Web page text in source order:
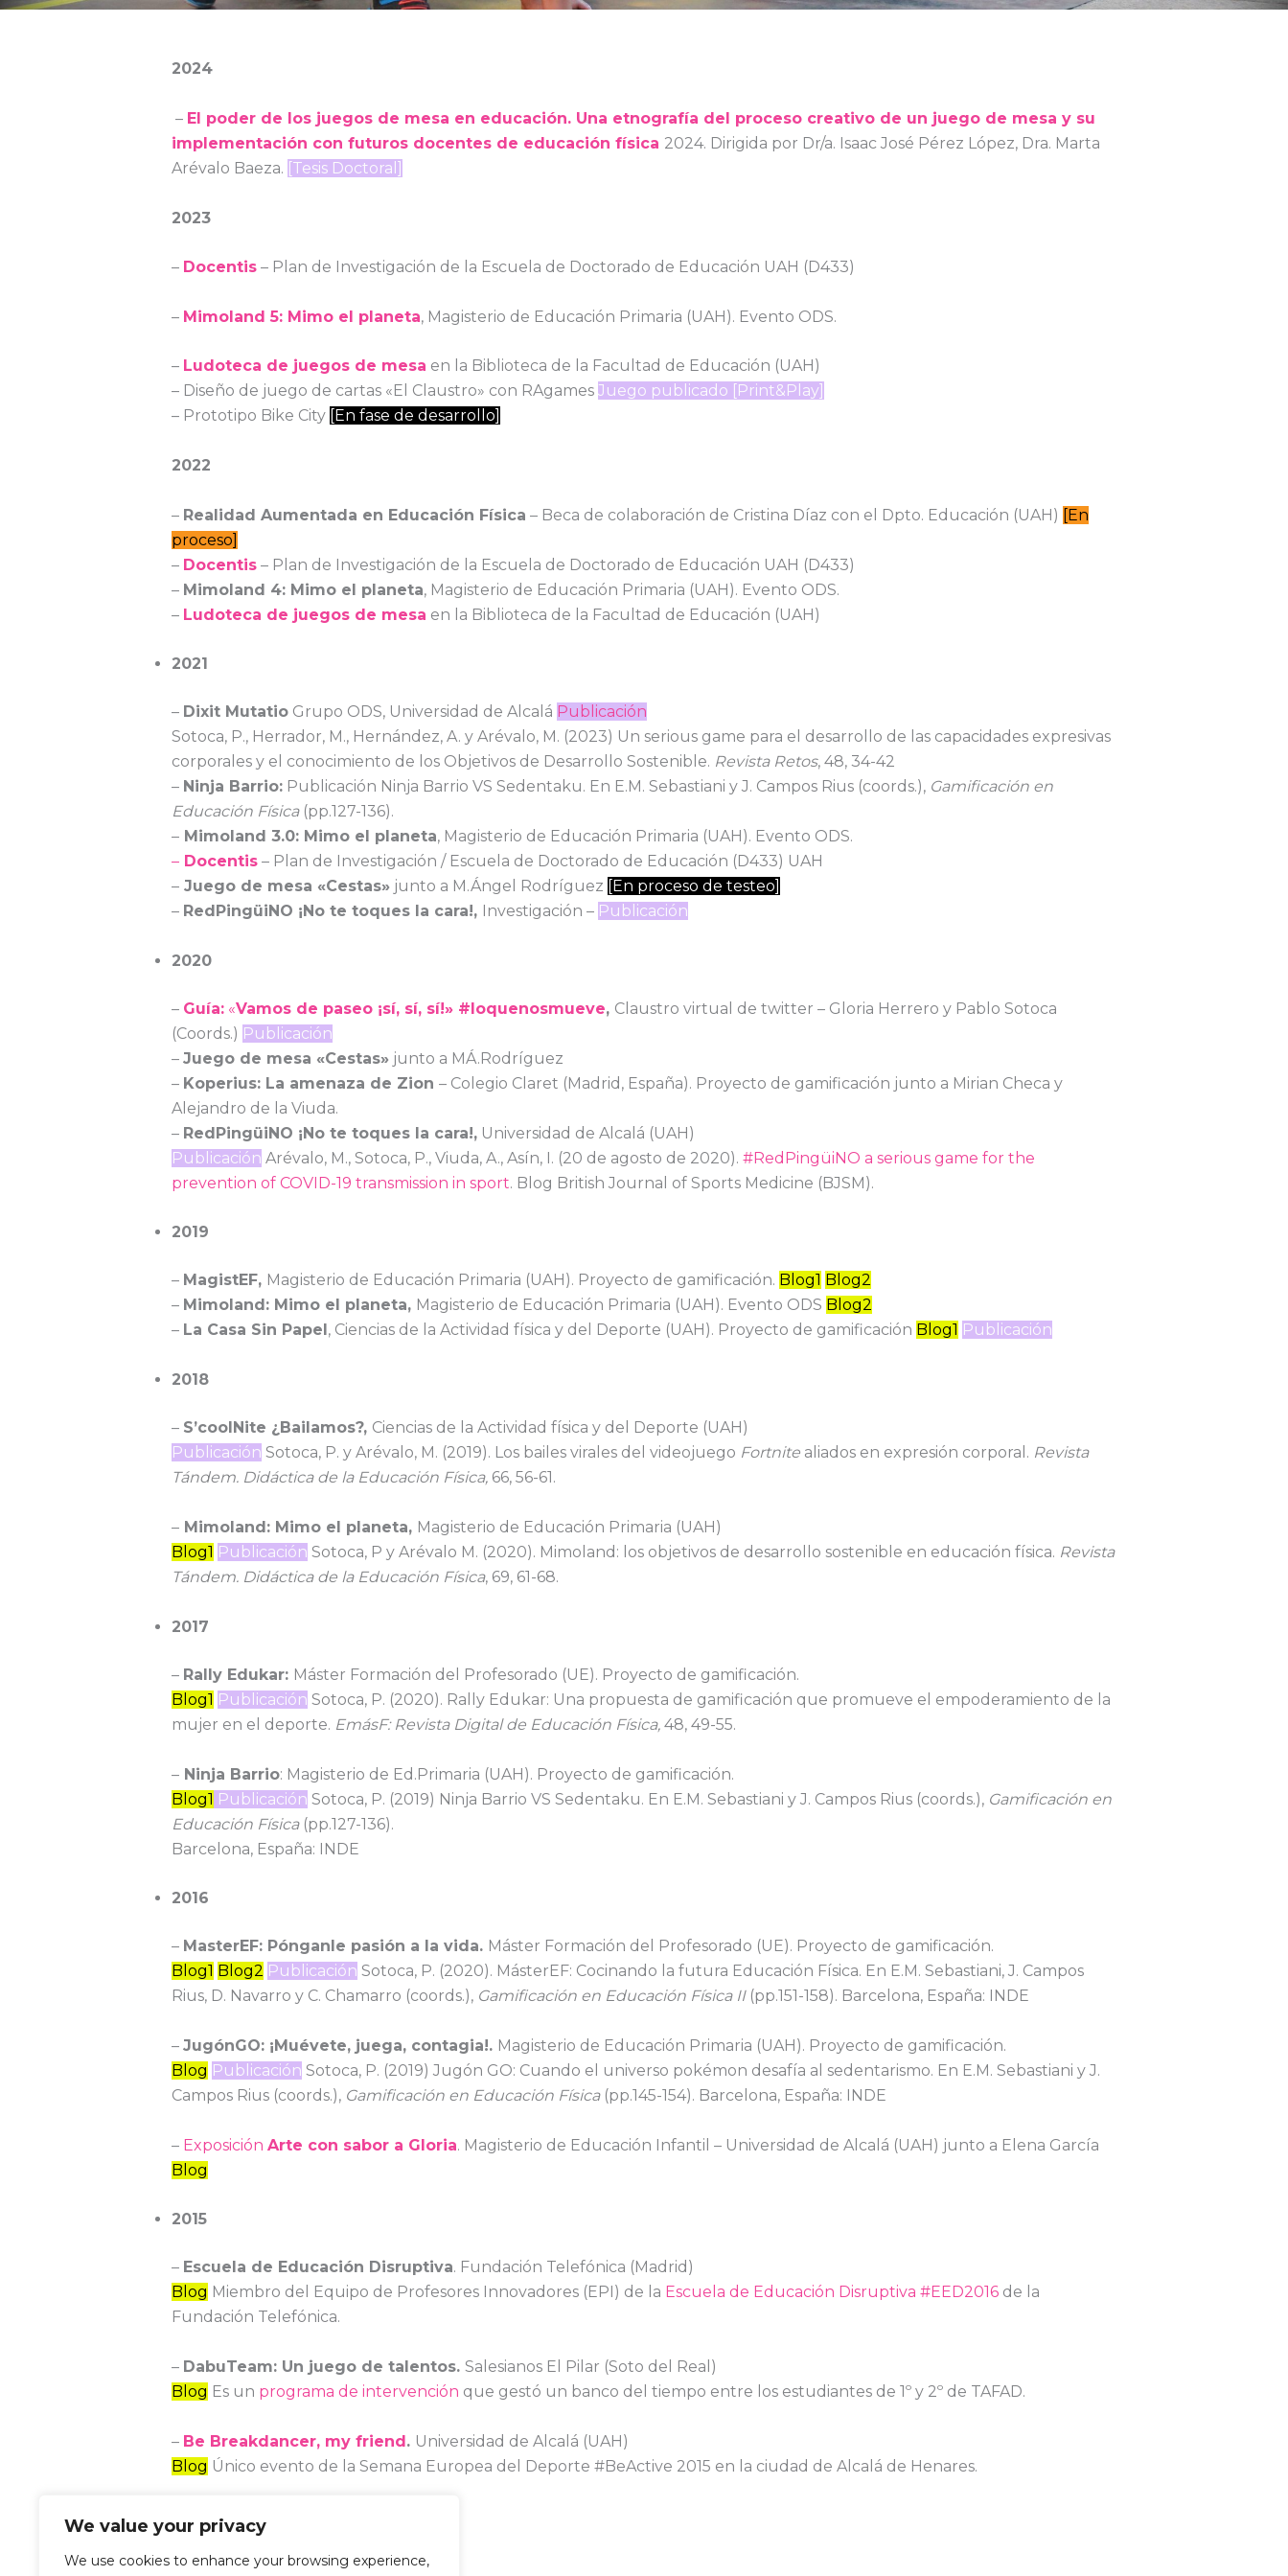
We value your privacy
We use cookies to enhance your browsing experience,
2024
– El poder de los juegos de mesa en educación. Una etnografía del proceso creativo de un juego de mesa y su
implementación con futuros docentes de educación física 2024. Dirigida por Dr/a. Isaac José Pérez López, Dra. Marta
Arévalo Baeza. [Tesis Doctoral]
2023
– Docentis– Plan de Investigación de la Escuela de Doctorado de Educación UAH (D433)
– Mimoland 5: Mimo el planeta, Magisterio de Educación Primaria (UAH). Evento ODS.
– Ludoteca de juegos de mesa en la Biblioteca de la Facultad de Educación (UAH)
– Diseño de juego de cartas «El Claustro» con RAgames Juego publicado [Print&Play]
– Prototipo Bike City
[En fase de desarrollo]
2022
– Realidad Aumentada en Educación Física – Beca de colaboración de Cristina Díaz con el Dpto. Educación (UAH) [En
proceso]
– Docentis– Plan de Investigación de la Escuela de Doctorado de Educación UAH (D433)
– Mimoland 4: Mimo el planeta, Magisterio de Educación Primaria (UAH). Evento ODS.
– Ludoteca de juegos de mesa en la Biblioteca de la Facultad de Educación (UAH)
2021
– Dixit MutatioGrupo ODS, Universidad de Alcalá Publicación
Sotoca, P., Herrador, M., Hernández, A. y Arévalo, M. (2023) Un serious game para el desarrollo de las capacidades expresivas
corporales y el conocimiento de los Objetivos de Desarrollo Sostenible. Revista Retos, 48, 34-42
– Ninja Barrio:Publicación Ninja Barrio VS Sedentaku. En E.M. Sebastiani y J. Campos Rius (coords.), Gamificación en
Educación Física (pp.127-136).
–Mimoland 3.0: Mimo el planeta, Magisterio de Educación Primaria (UAH). Evento ODS.
–Docentis– Plan de Investigación / Escuela de Doctorado de Educación (D433) UAH
–Juego de mesa «Cestas» junto a M.Ángel Rodríguez
[En proceso de testeo]
– RedPingüiNO ¡No te toques la cara!, Investigación – Publicación
2020
– Guía:«Vamos de paseo ¡sí, sí, sí!» #loquenosmueve, Claustro virtual de twitter – Gloria Herrero y Pablo Sotoca
(Coords.) Publicación
– Juego de mesa «Cestas» junto a MÁ.Rodríguez
– Koperius: La amenaza de Zion – Colegio Claret (Madrid, España). Proyecto de gamificación junto a Mirian Checa y
Alejandro de la Viuda.
– RedPingüiNO ¡No te toques la cara!,Universidad de Alcalá (UAH)
Publicación Arévalo, M., Sotoca, P., Viuda, A., Asín, I. (20 de agosto de 2020). #RedPingüiNO a serious game for the
prevention of COVID-19 transmission in sport. Blog British Journal of Sports Medicine (BJSM).
2019
– MagistEF, Magisterio de Educación Primaria (UAH). Proyecto de gamificación. Blog1 Blog2
– Mimoland: Mimo el planeta, Magisterio de Educación Primaria (UAH). Evento ODS Blog2
– La Casa Sin Papel , Ciencias de la Actividad física y del Deporte (UAH). Proyecto de gamificación Blog1 Publicación
2018
– S’coolNite ¿Bailamos?, Ciencias de la Actividad física y del Deporte (UAH)
Publicación Sotoca, P. y Arévalo, M. (2019). Los bailes virales del videojuego Fortnitealiados en expresión corporal. Revista
Tándem. Didáctica de la Educación Física, 66, 56-61.
–Mimoland: Mimo el planeta, Magisterio de Educación Primaria (UAH)
Blog1 Publicación Sotoca, P y Arévalo M. (2020). Mimoland: los objetivos de desarrollo sostenible en educación física. Revista
Tándem. Didáctica de la Educación Física, 69, 61-68.
2017
– Rally Edukar: Máster Formación del Profesorado (UE). Proyecto de gamificación.
Blog1 Publicación Sotoca, P. (2020). Rally Edukar: Una propuesta de gamificación que promueve el empoderamiento de la
mujer en el deporte. EmásF: Revista Digital de Educación Física, 48, 49-55.
–Ninja Barrio: Magisterio de Ed.Primaria (UAH). Proyecto de gamificación.
Blog1 Publicación Sotoca, P. (2019) Ninja Barrio VS Sedentaku. En E.M. Sebastiani y J. Campos Rius (coords.), Gamificación en
Educación Física (pp.127-136).
Barcelona, España: INDE
2016
– MasterEF: Pónganle pasión a la vida. Máster Formación del Profesorado (UE). Proyecto de gamificación.
Blog1 Blog2 Publicación Sotoca, P. (2020). MásterEF: Cocinando la futura Educación Física. En E.M. Sebastiani, J. Campos
Rius, D. Navarro y C. Chamarro (coords.), Gamificación en Educación Física II (pp.151-158). Barcelona, España: INDE
– JugónGO: ¡Muévete, juega, contagia!. Magisterio de Educación Primaria (UAH). Proyecto de gamificación.
Blog Publicación Sotoca, P. (2019) Jugón GO: Cuando el universo pokémon desafía al sedentarismo. En E.M. Sebastiani y J.
Campos Rius (coords.), Gamificación en Educación Física (pp.145-154). Barcelona, España: INDE
– Exposición Arte con sabor a Gloria. Magisterio de Educación Infantil – Universidad de Alcalá (UAH) junto a Elena García
Blog
2015
– Escuela de Educación Disruptiva. Fundación Telefónica (Madrid)
Blog Miembro del Equipo de Profesores Innovadores (EPI) de la Escuela de Educación Disruptiva #EED2016de la
Fundación Telefónica.
– DabuTeam: Un juego de talentos. Salesianos El Pilar (Soto del Real)
Blog Es un programa de intervención que gestó un banco del tiempo entre los estudiantes de 1º y 2º de TAFAD.
– Be Breakdancer, my friend . Universidad de Alcalá (UAH)
Blog Único evento de la Semana Europea del Deporte #BeActive 2015 en la ciudad de Alcalá de Henares.